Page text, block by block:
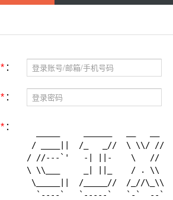
* ：
* ：
* ：
/ ____||  /_   _//  \ \\/ //
/ //---`'   -| ||-    \   //
\ \\___     _| ||_    / . \\
\_____||  /_____//  /_//\_\\
`----`   `-----`   `-`  --